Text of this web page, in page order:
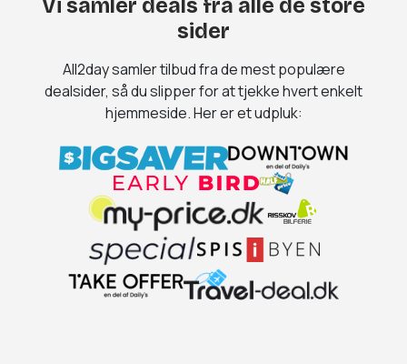
Vi samler deals fra alle de store
sider
All2day samler tilbud fra de mest populære
dealsider, så du slipper for at tjekke hvert enkelt
hjemmeside. Her er et udpluk: